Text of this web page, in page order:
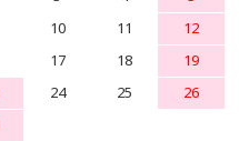
10 11
12
17 18
19
24 25
26